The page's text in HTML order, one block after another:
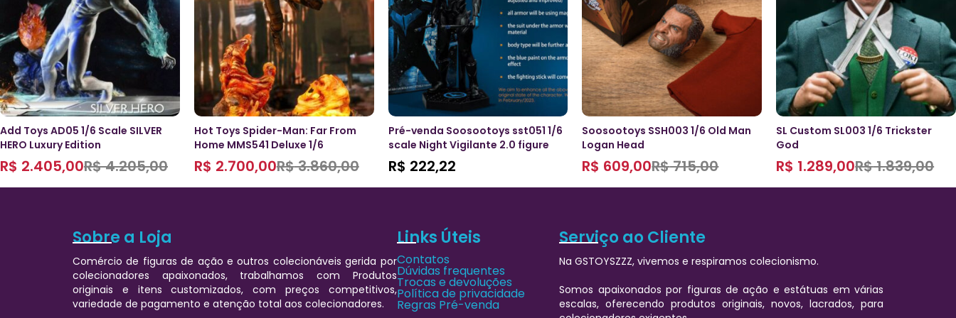
Add Toys AD05 1/6 Scale SILVER
HERO Luxury Edition
R$4.205,00
R$ 2.405,00
Hot Toys Spider-Man: Far From
Home MMS541 Deluxe 1/6
R$3.860,00
R$ 2.700,00
Pré-venda Soosootoys sst051 1/6
scale Night Vigilante 2.0 figure
R$ 222,22
Soosootoys SSH003 1/6 Old Man
Logan Head
R$715,00
R$ 609,00
SL Custom SL003 1/6 Trickster
God
R$1.839,00
R$ 1.289,00
Sobre a Loja
Comércio de figuras de ação e outros colecionáveis gerida por
colecionadores apaixonados, trabalhamos com Produtos
originais e itens customizados, com preços competitivos,
variedade de pagamento e atenção total aos colecionadores.
Links Úteis
Contatos
Dúvidas frequentes
Trocas e devoluções
Política de privacidade
Regras Pré-venda
Serviço ao Cliente
Na GSTOYSZZZ, vivemos e respiramos colecionismo.
Somos apaixonados por figuras de ação e estátuas em várias
escalas, oferecendo produtos originais, novos, lacrados, para